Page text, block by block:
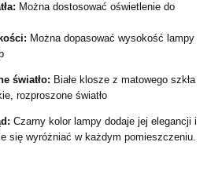
Można dostosować oświetlenie do
Można dopasować wysokość lampy
światło: Białe klosze z matowego szkła
rozproszone światło
Czarny kolor lampy dodaje jej elegancji i
się wyróżniać w każdym pomieszczeniu.